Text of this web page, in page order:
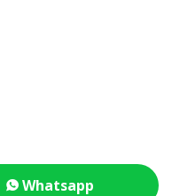
Whatsapp